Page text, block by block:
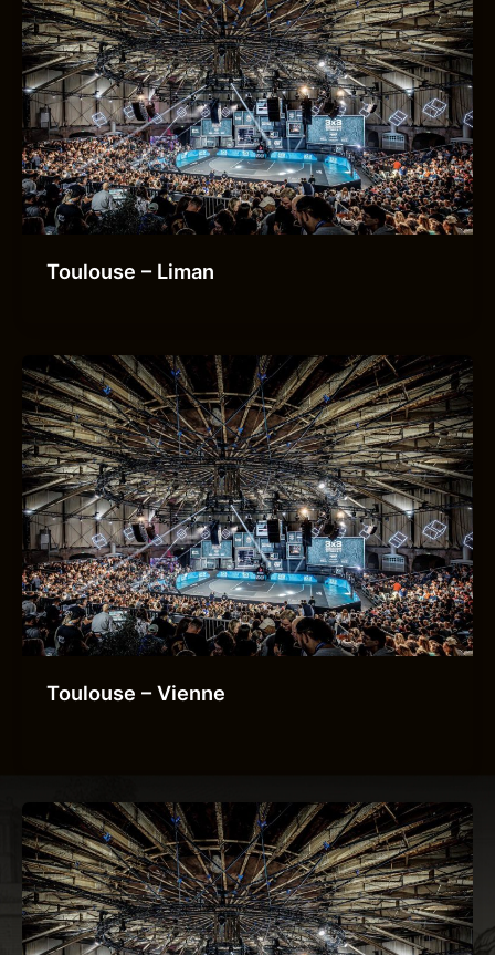
Toulouse – Liman
Toulouse – Vienne